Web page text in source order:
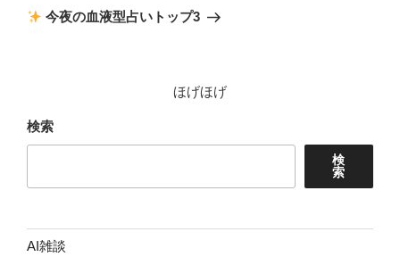
ゲ
の 今夜の血液型占いトップ3
ほげほげ
検索
検
索
AI雑談